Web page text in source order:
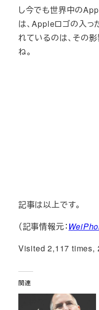
し今でも世界中の
は、Appleロゴの入っ
れているのは、その
ね。
記事は以上です。
（記事情報元：
Visited 2,117 times,
関連